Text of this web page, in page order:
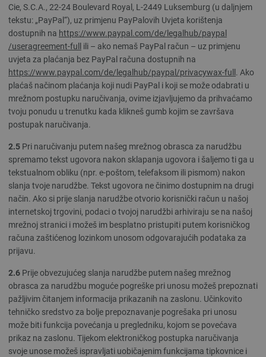
Cie, S.C.A., 22-24 Boulevard Royal, L-2449 Luksemburg (u daljnjem
tekstu: „PayPal“), uz primjenu PayPalovih Uvjeta korištenja
dostupnih na https://www.paypal.com/de/legalhub/paypal
/useragreement-full
ili – ako nemaš PayPal račun – uz primjenu
uvjeta za plaćanja bez PayPal računa dostupnih na
https://www.paypal.com/de/legalhub/paypal /privacywax-full . Ako
plaćaš načinom plaćanja koji nudi PayPal i koji se može odabrati u
mrežnom postupku naručivanja, ovime izjavljujemo da prihvaćamo
tvoju ponudu u trenutku kada klikneš gumb kojim se završava
postupak naručivanja.
2.5 Pri naručivanju putem našeg mrežnog obrasca za narudžbu
spremamo tekst ugovora nakon sklapanja ugovora i šaljemo ti ga u
tekstualnom obliku (npr. e-poštom, telefaksom ili pismom) nakon
slanja tvoje narudžbe. Tekst ugovora ne činimo dostupnim na drugi
način. Ako si prije slanja narudžbe otvorio korisnički račun u našoj
internetskoj trgovini, podaci o tvojoj narudžbi arhiviraju se na našoj
mrežnoj stranici i možeš im besplatno pristupiti putem korisničkog
računa zaštićenog lozinkom unosom odgovarajućih podataka za
prijavu.
2.6 Prije obvezujućeg slanja narudžbe putem našeg mrežnog
obrasca za narudžbu moguće pogreške pri unosu možeš prepoznati
pažljivim čitanjem informacija prikazanih na zaslonu. Učinkovito
tehničko sredstvo za bolje prepoznavanje pogrešaka pri unosu
može biti funkcija povećanja u pregledniku, kojom se povećava
prikaz na zaslonu. Tijekom elektroničkog postupka naručivanja
svoje unose možeš ispravljati uobičajenim funkcijama tipkovnice i